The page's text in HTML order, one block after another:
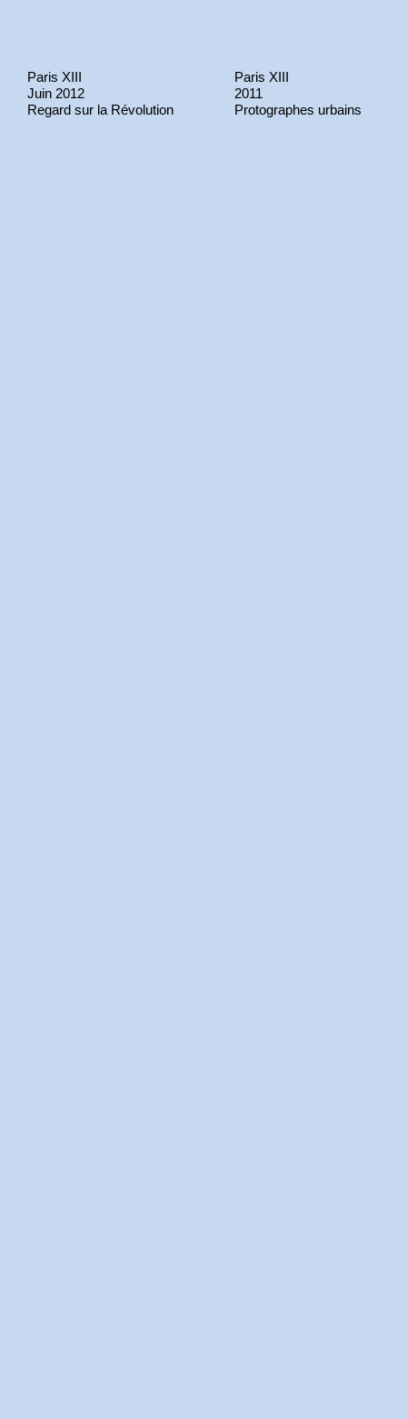
Paris XIII
Juin 2012
Regard sur la Révolution
Paris XIII
2011
Protographes urbains